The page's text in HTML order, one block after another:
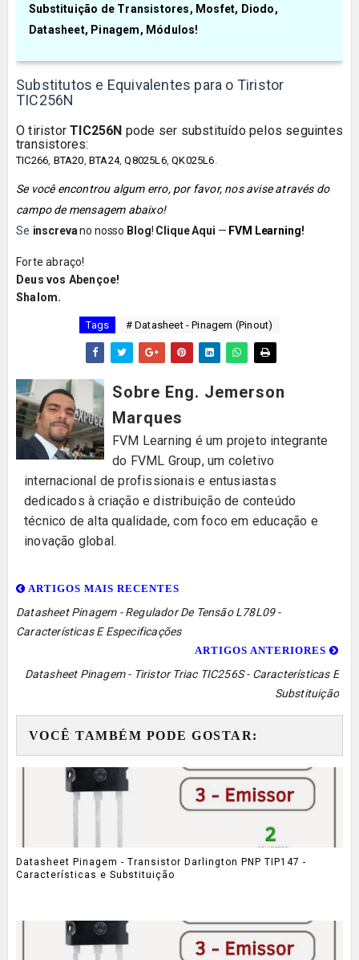
Substituição de Transistores, Mosfet, Diodo,
Datasheet, Pinagem, Módulos!
Substitutos e Equivalentes para o Tiristor
TIC256N
O tiristorTIC256N pode ser substituído pelos seguintes
transistores:
TIC266 BTA20 BTA24, Q8025L6,QK025L6
Se você encontrou algum erro, por favor, nos avise através do
campo de mensagem abaixo!
Se inscrevano nosso Blog! Clique Aqui — FVM Learning!
Forte abraço!
Deus vos Abençoe!
Shalom.
Tags # Datasheet - Pinagem (Pinout)
Sobre Eng. Jemerson
Marques
FVM Learning é um projeto integrante
do FVML Group, um coletivo
internacional de profissionais e entusiastas
dedicados à criação e distribuição de conteúdo
técnico de alta qualidade, com foco em educação e
inovação global.
ARTIGOS MAIS RECENTES
Datasheet Pinagem - Regulador De Tensão L78L09 -
Características E Especificações
ARTIGOS ANTERIORES
Datasheet Pinagem - Tiristor Triac TIC256S - Características E
Substituição
VOCÊ TAMBÉM PODE GOSTAR:
Datasheet Pinagem - Transistor Darlington PNP TIP147 -
Características e Substituição